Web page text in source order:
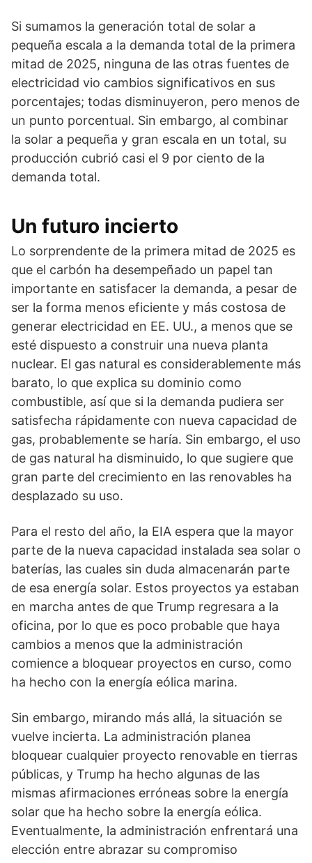
Si sumamos la generación total de solar a
pequeña escala a la demanda total de la primera
mitad de 2025, ninguna de las otras fuentes de
electricidad vio cambios significativos en sus
porcentajes; todas disminuyeron, pero menos de
un punto porcentual. Sin embargo, al combinar
la solar a pequeña y gran escala en un total, su
producción cubrió casi el 9 por ciento de la
demanda total.
Un futuro incierto
Lo sorprendente de la primera mitad de 2025 es
que el carbón ha desempeñado un papel tan
importante en satisfacer la demanda, a pesar de
ser la forma menos eficiente y más costosa de
generar electricidad en EE. UU., a menos que se
esté dispuesto a construir una nueva planta
nuclear. El gas natural es considerablemente más
barato, lo que explica su dominio como
combustible, así que si la demanda pudiera ser
satisfecha rápidamente con nueva capacidad de
gas, probablemente se haría. Sin embargo, el uso
de gas natural ha disminuido, lo que sugiere que
gran parte del crecimiento en las renovables ha
desplazado su uso.
Para el resto del año, la EIA espera que la mayor
parte de la nueva capacidad instalada sea solar o
baterías, las cuales sin duda almacenarán parte
de esa energía solar. Estos proyectos ya estaban
en marcha antes de que Trump regresara a la
oficina, por lo que es poco probable que haya
cambios a menos que la administración
comience a bloquear proyectos en curso, como
ha hecho con la energía eólica marina.
Sin embargo, mirando más allá, la situación se
vuelve incierta. La administración planea
bloquear cualquier proyecto renovable en tierras
públicas, y Trump ha hecho algunas de las
mismas afirmaciones erróneas sobre la energía
solar que ha hecho sobre la energía eólica.
Eventualmente, la administración enfrentará una
elección entre abrazar su compromiso